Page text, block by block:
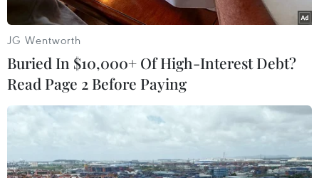
TIN LIÊN QUAN
JG Wentworth
Buried In $10,000+ Of High-Interest Debt?
Read Page 2 Before Paying